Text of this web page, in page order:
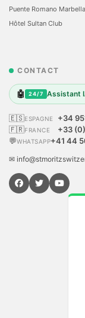
Puente Romano Marbella
Hôtel Sultan Club
CONTACT
🤖 24/7 Assistant
🇪🇸ESPAGNE
+34
🇫🇷FRANCE
+33
💬WHATSAPP+41 44
✉